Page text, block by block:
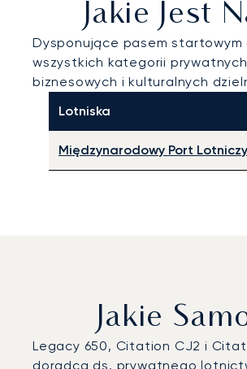
Jakie Jest
Dysponujące pasem startowym
wszystkich kategorii
biznesowych i kulturalnych
Lotniska
Międzynarodowy Port
Jakie
Legacy 650, Citation CJ2 i
doradca ds. prywatnego